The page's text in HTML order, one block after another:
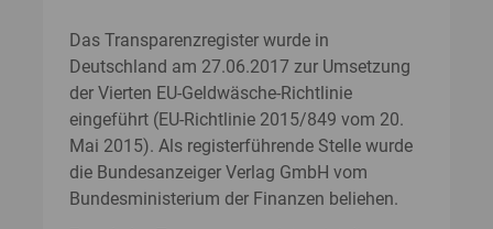
Das Transparenzregister wurde in
Deutschland am 27.06.2017 zur Umsetzung
der Vierten EU-Geldwäsche-Richtlinie
eingeführt (EU-Richtlinie 2015/849 vom 20.
Mai 2015). Als registerführende Stelle wurde
die Bundesanzeiger Verlag GmbH vom
Bundesministerium der Finanzen beliehen.